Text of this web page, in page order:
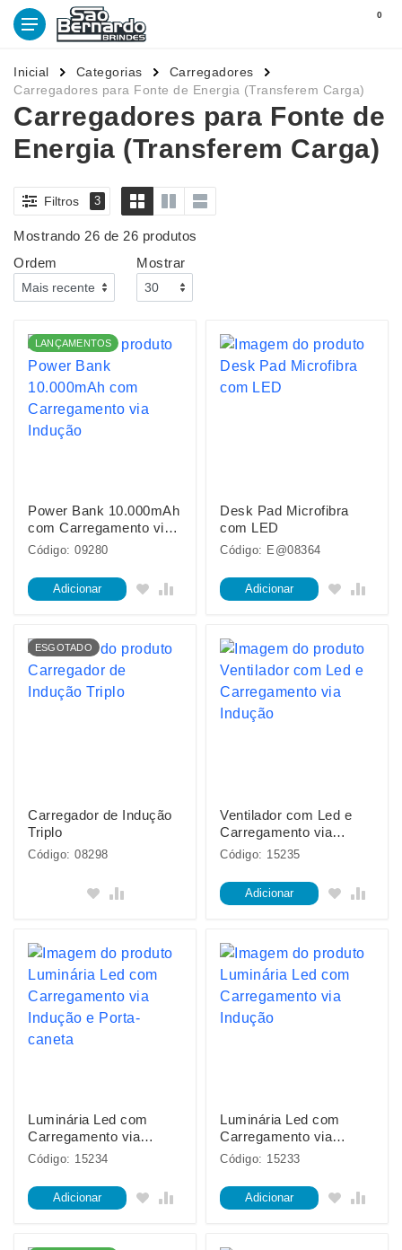
0
Inicial Categorias
Carregadores
Carregadores para Fonte de Energia (Transferem Carga)
Carregadores para Fonte de
Energia (Transferem Carga)
Filtros 3
Mostrando 26 de 26 produtos
Ordem
Mostrar
LANÇAMENTOS
Power Bank 10.000mAh
com Carregamento via
Indução
Código: 09280
Adicionar
Desk Pad Microfibra
com LED
Código: E@08364
Adicionar
ESGOTADO
Carregador de Indução
Triplo
Código: 08298
Ventilador com Led e
Carregamento via
Indução
Código: 15235
Adicionar
Luminária Led com
Carregamento via
Indução e Porta-caneta
Código: 15234
Adicionar
Luminária Led com
Carregamento via
Indução
Código: 15233
Adicionar